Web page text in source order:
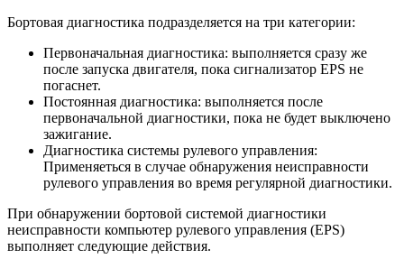
Бортовая диагностика подразделяется на три категории:
Первоначальная диагностика: выполняется сразу же
после запуска двигателя, пока сигнализатор EPS не
погаснет.
Постоянная диагностика: выполняется после
первоначальной диагностики, пока не будет выключено
зажигание.
Диагностика системы рулевого управления:
Применяеться в случае обнаружения неисправности
рулевого управления во время регулярной диагностики.
При обнаружении бортовой системой диагностики
неисправности компьютер рулевого управления (EPS)
выполняет следующие действия.